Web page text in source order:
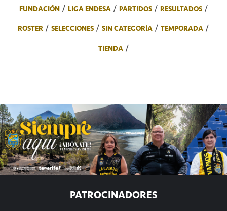
FUNDACIÓN
LIGA ENDESA PARTIDOS
RESULTADOS
ROSTER
SELECCIONES SIN CATEGORÍA
TEMPORADA
TIENDA
PATROCINADORES